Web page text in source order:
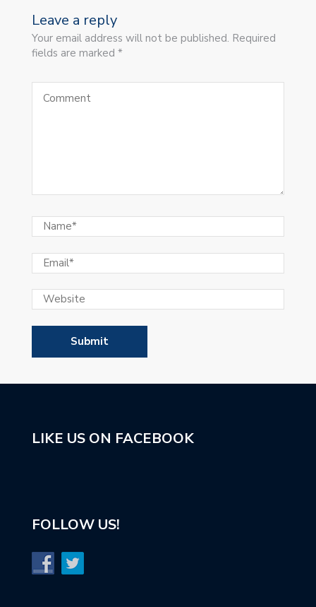
Leave a reply
Your email address will not be published. Required
fields are marked *
LIKE US ON FACEBOOK
FOLLOW US!